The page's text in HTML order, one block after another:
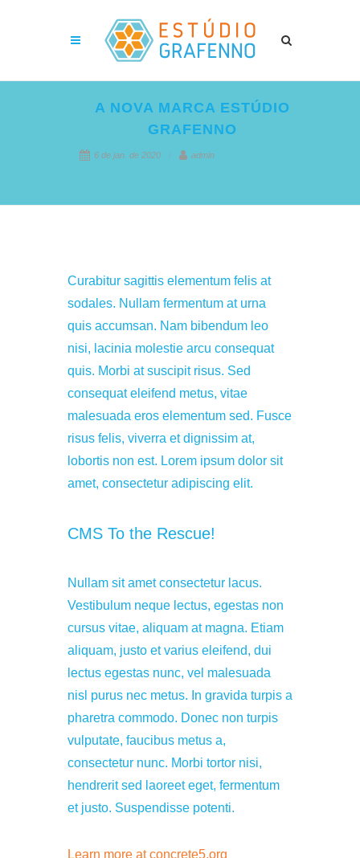
A NOVA MARCA ESTÚDIO
GRAFENNO
6 de jan. de 2020 admin
Curabitur sagittis elementum felis at
sodales. Nullam fermentum at urna
quis accumsan. Nam bibendum leo
nisi, lacinia molestie arcu consequat
quis. Morbi at suscipit risus. Sed
consequat eleifend metus, vitae
malesuada eros elementum sed. Fusce
risus felis, viverra et dignissim at,
lobortis non est. Lorem ipsum dolor sit
amet, consectetur adipiscing elit.
CMS To the Rescue!
Nullam sit amet consectetur lacus.
Vestibulum neque lectus, egestas non
cursus vitae, aliquam at magna. Etiam
aliquam, justo et varius eleifend, dui
lectus egestas nunc, vel malesuada
nisl purus nec metus. In gravida turpis a
pharetra commodo. Donec non turpis
vulputate, faucibus metus a,
consectetur nunc. Morbi tortor nisi,
hendrerit sed laoreet eget, fermentum
et justo. Suspendisse potenti.
Learn more at concrete5.org